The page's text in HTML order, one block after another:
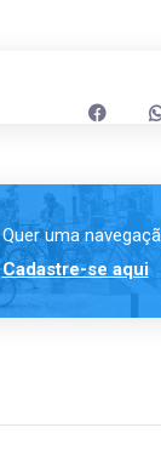
Quer uma
Cadastre-se aqui